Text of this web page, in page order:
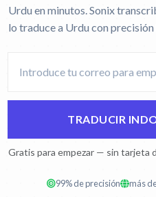
Urdu en minutos. Sonix
lo traduce a Urdu con precisión
TRADUCIR
Gratis para empezar — sin tarjeta
99% de precisión más